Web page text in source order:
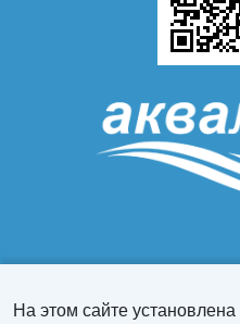
На этом сайте